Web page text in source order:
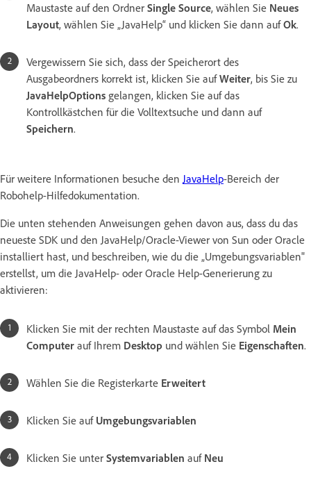
Maustaste auf den Ordner Single Source, wählen Sie Neues
Layout, wählen Sie „JavaHelp“ und klicken Sie dann aufOk.
Vergewissern Sie sich, dass der Speicherort des
Ausgabeordners korrekt ist, klicken Sie aufWeiter, bis Sie zu
JavaHelpOptions gelangen, klicken Sie auf das
Kontrollkästchen für die Volltextsuche und dann auf
Speichern.
Für weitere Informationen besuche den JavaHelp-Bereich der
Robohelp-Hilfedokumentation.
Die unten stehenden Anweisungen gehen davon aus, dass du das
neueste SDK und den JavaHelp/Oracle-Viewer von Sun oder Oracle
installiert hast, und beschreiben, wie du die „Umgebungsvariablen"
erstellst, um die JavaHelp- oder Oracle Help-Generierung zu
aktivieren:
Klicken Sie mit der rechten Maustaste auf das Symbol Mein
Computer auf Ihrem Desktop und wählen Sie Eigenschaften.
Wählen Sie die Registerkarte Erweitert
Klicken Sie auf Umgebungsvariablen
Klicken Sie unter Systemvariablen auf Neu